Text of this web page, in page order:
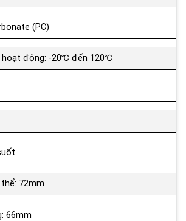
(PC)
hoạt động: -20℃ đến 120℃
72mm
66mm